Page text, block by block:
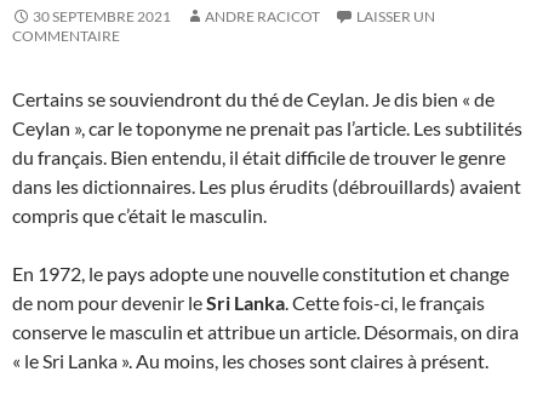
30 SEPTEMBRE 2021 ANDRE RACICOT
LAISSER UN
COMMENTAIRE
Certains se souviendront du thé de Ceylan. Je dis bien « de
Ceylan », car le toponyme ne prenait pas l’article. Les subtilités
du français. Bien entendu, il était difficile de trouver le genre
dans les dictionnaires. Les plus érudits (débrouillards) avaient
compris que c’était le masculin.
En 1972, le pays adopte une nouvelle constitution et change
de nom pour devenir leSri Lanka. Cette fois-ci, le français
conserve le masculin et attribue un article. Désormais, on dira
« le Sri Lanka ». Au moins, les choses sont claires à présent.